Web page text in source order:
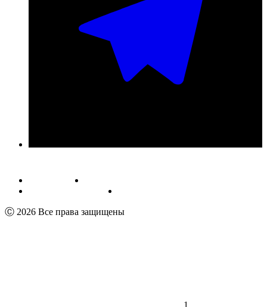
Публичная оферта
Пользовательское соглашение
Ⓒ 2026 Все права защищены